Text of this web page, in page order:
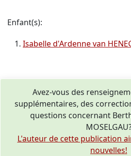
Enfant(s):
Isabelle d'Ardenne van
Avez-vous des
supplémentaires, des
questions concernant
L'auteur de cette publication
nouvelles!